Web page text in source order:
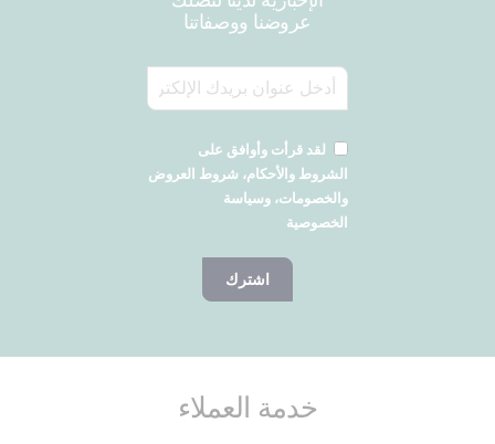
عروضنا ووصفاتنا
لقد قرأت وأوافق على
الشروط والأحكام، شروط العروض
والخصومات، وسياسة
الخصوصية
اشترك
خدمة العملاء